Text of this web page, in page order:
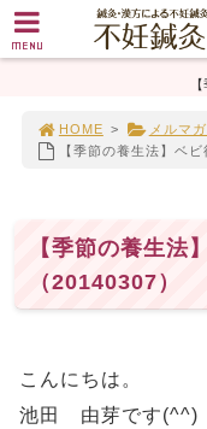
HOME > メルマ
【季節の養生法】ベ
【季節の養生法
（20140307）
こんにちは。
池田 由芽です(^^)
MENU